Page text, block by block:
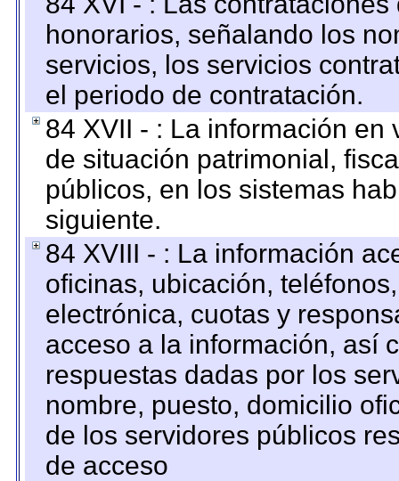
honorarios, señalando los
servicios, los servicios
el periodo de contratación.
84 XVII - : La información
de situación patrimonial,
públicos, en los sistemas
siguiente.
84 XVIII - : La información
oficinas, ubicación,
electrónica, cuotas y
acceso a la información, así
respuestas dadas por los
nombre, puesto, domicilio
de los servidores públicos
de acceso